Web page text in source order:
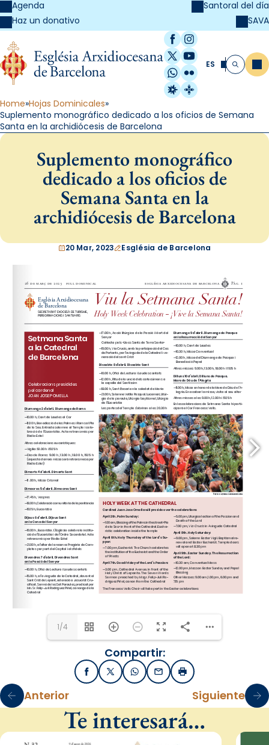
Agenda
Haz un donativo
Santoral del día
SAVA
Facebook
Instagram
X / Twitter
YouTube
WhatsApp
Flickr
Radio Estel
Catalunya
ES Buscar
Home Hojas Dominicales
Suplemento monográfico dedicado a los oficios de Semana
Santa en la archidiócesis de Barcelona
Suplemento monográfico
dedicado a los oficios de
Semana Santa en la
archidiócesis de Barcelona
20 Mar, 2023 Església de Barcelona
kontakt@kg-barcelona.de
www.kg-barcelona.de
mdbetlem15@arqbcn.cat
www.mdbetlem.com santaanna182@arqbcn.org
contact@barcelone.catholique.fr
www.barcelonecatholique.fr
1/4
Compartir:
FacebookX / TwitterWhatsApp
EmailImprimir
Anterior Siguiente
Te interesará…